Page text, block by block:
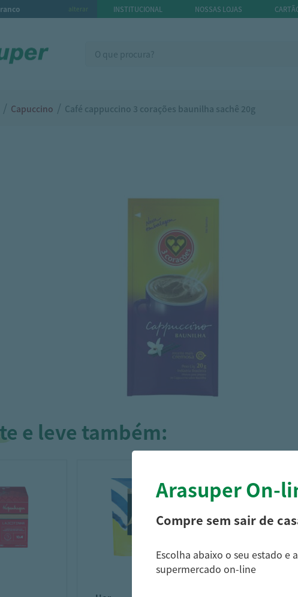
alterar INSTITUCIONAL NOSSAS LOJAS
/ Capuccino / Café cappuccino 3 corações baunilha sachê 20g
e leve também:
Arasuper On-
Compre sem sair de
Escolha abaixo o seu estado e
supermercado on-line